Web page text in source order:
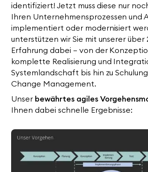
identifiziert! Jetzt muss diese nur
Ihren Unternehmensprozessen und
implementiert oder modernisiert
unterstützen wir Sie mit unserer über
Erfahrung dabei – von der
komplette Realisierung und
Systemlandschaft bis hin zu
Change Management.
Unser bewährtes agiles
Ihnen dabei schnelle Ergebnisse: